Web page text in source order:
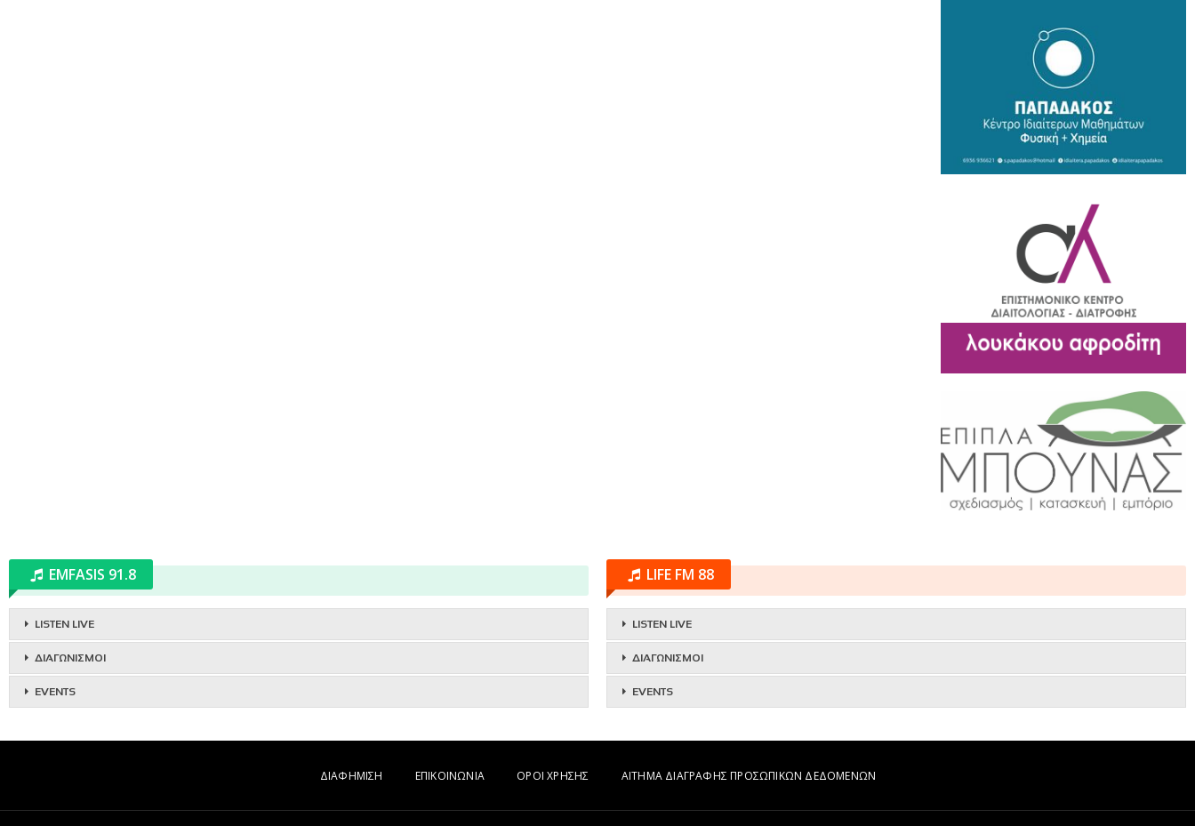
EMFASIS 91.8
LISTEN LIVE
ΔΙΑΓΩΝΙΣΜΟΙ
EVENTS
LIFE FM 88
LISTEN LIVE
ΔΙΑΓΩΝΙΣΜΟΙ
EVENTS
ΔΙΑΦΗΜΙΣΗ ΕΠΙΚΟΙΝΩΝΙΑ ΟΡΟΙ ΧΡΗΣΗΣ ΑΙΤΗΜΑ ΔΙΑΓΡΑΦΗΣ ΠΡΟΣΩΠΙΚΩΝ ΔΕΔΟΜΕΝΩΝ